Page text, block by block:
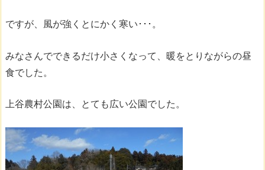
ですが、風が強くとにかく寒い･･･。
みなさんでできるだけ小さくなって、暖をとりながらの昼
食でした。
上谷農村公園は、とても広い公園でした。